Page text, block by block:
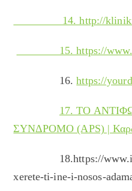
14. http://
15. https://www.e-
16.https://
17. ΤΟ
ΣΥΝΔΡΟΜΟ (APS) |
18.https://
xerete-ti-ine-i-nosos-